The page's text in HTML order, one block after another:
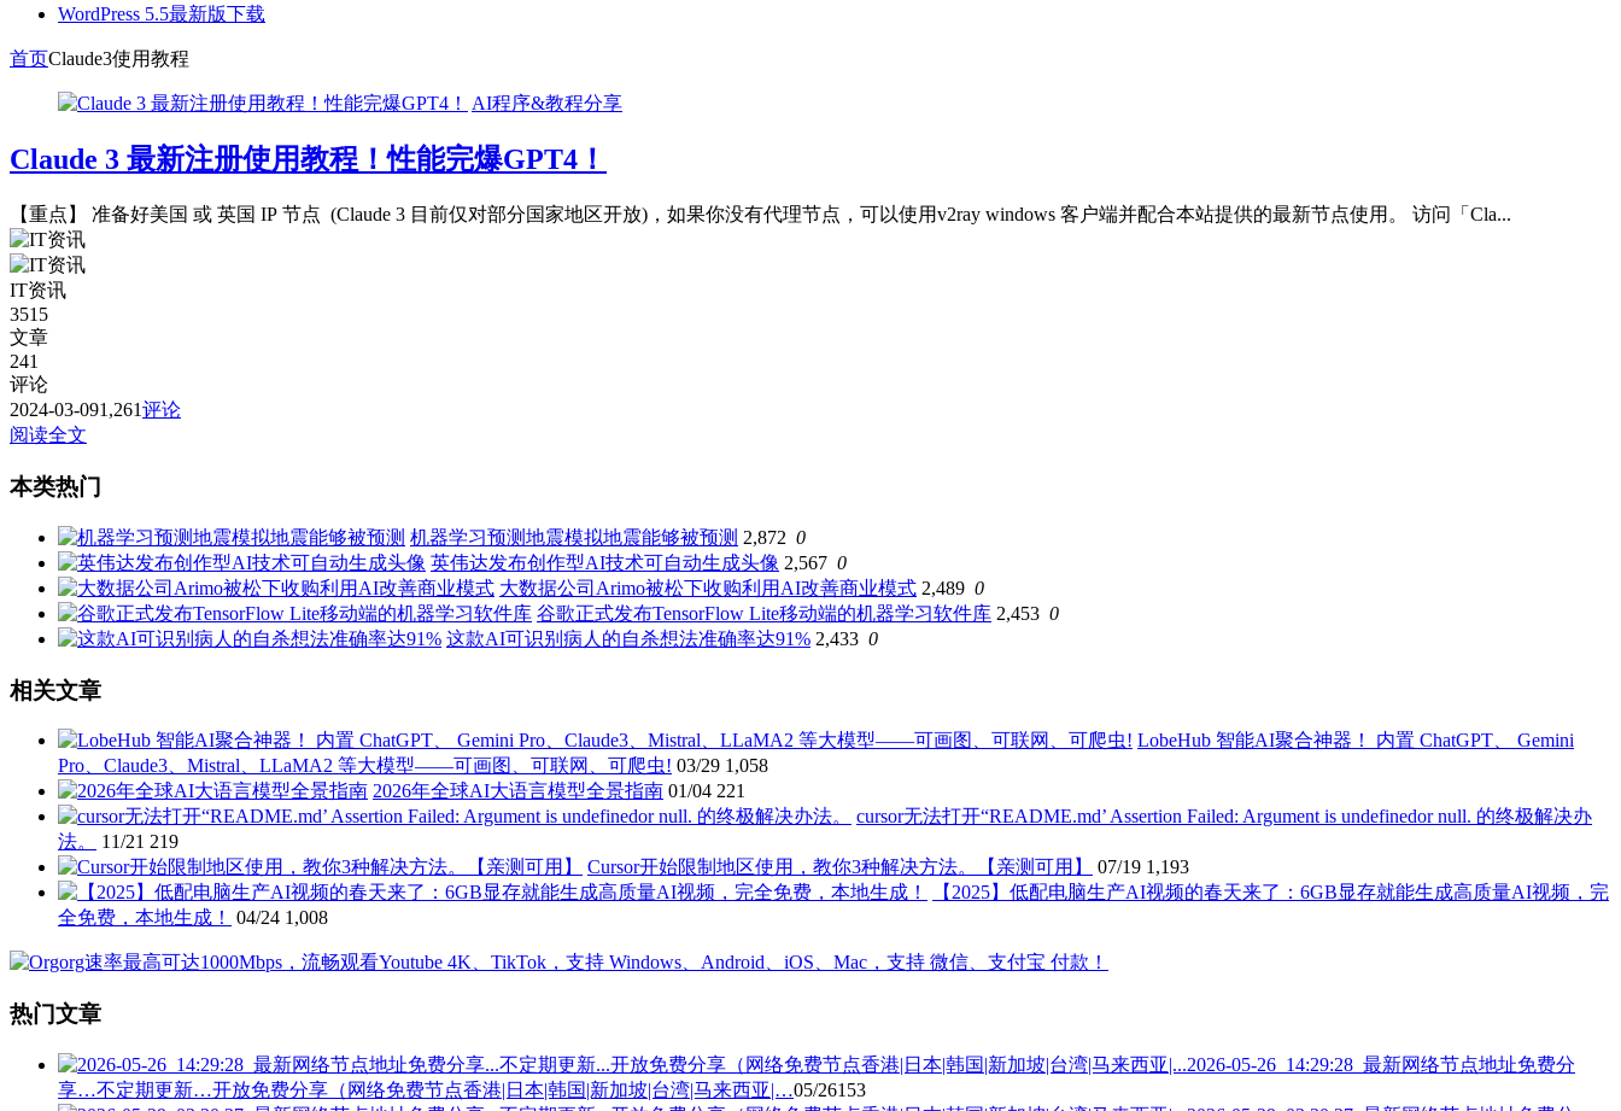
WordPress 5.5最新版下载
首页Claude3使用教程
AI程序&教程分享
Claude 3 最新注册使用教程！性能完爆GPT4！
【重点】 准备好美国 或 英国 IP 节点 (Claude 3 目前仅对部分国家地区开放)，如果你没有代理节点，可以使用v2ray windows 客户端并配合本站提供的最新节点使用。 访问「Cla...
IT资讯
3515
文章
241
评论
2024-03-091,261评论
阅读全文
本类热门
机器学习预测地震模拟地震能够被预测 2,872 0
英伟达发布创作型AI技术可自动生成头像 2,567 0
大数据公司Arimo被松下收购利用AI改善商业模式 2,489 0
谷歌正式发布TensorFlow Lite移动端的机器学习软件库 2,453 0
这款AI可识别病人的自杀想法准确率达91% 2,433 0
相关文章
LobeHub 智能AI聚合神器！ 内置 ChatGPT、 Gemini
Pro、Claude3、Mistral、LLaMA2 等大模型——可画图、可联网、可爬虫! 03/29 1,058
2026年全球AI大语言模型全景指南 01/04 221
cursor无法打开“README.md’ Assertion Failed: Argument is undefinedor null. 的终极解决办
法。
11/21 219
Cursor开始限制地区使用，教你3种解决方法。【亲测可用】
07/19 1,193
【2025】低配电脑生产AI视频的春天来了：6GB显存就能生成高质量AI视频，完
全免费，本地生成！
04/24 1,008
热门文章
2026-05-26_14:29:28_最新网络节点地址免费分
享…不定期更新…开放免费分享（网络免费节点香港|日本|韩国|新加坡|台湾|马来西亚|…05/26153